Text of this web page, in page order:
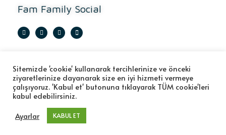
Fam Family Social
Hesabım Gizlilik Politikası Değişim ve İade Mesafeli Satış Sözleşmesi
Ödeme ve Teslimat
Copyright © Fam Coffee Family. All
Rights Reserved
Sitemizde 'cookie' kullanarak tercihlerinize ve önceki
ziyaretlerinize dayanarak size en iyi hizmeti vermeye
çalışıyoruz. 'Kabul et' butonuna tıklayarak TÜM cookie'leri
kabul edebilirsiniz.
Ayarlar
KABUL ET